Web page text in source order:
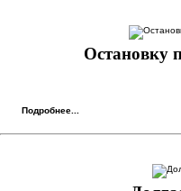
Остановку
Подробнее...